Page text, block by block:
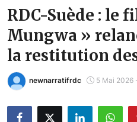
Accueil
À propos de nous
Contact
Monde
Économie
RDC-Suède : le
Mungwa »
la restitution
newnarratifrdc 5 Mai 2026